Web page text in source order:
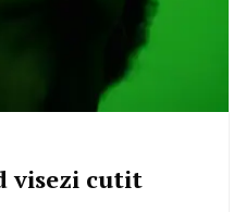
visezi cutit